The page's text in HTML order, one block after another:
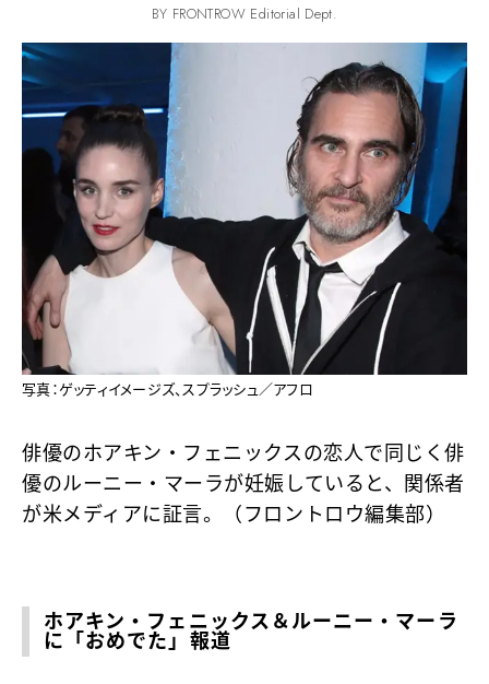
BY FRONTROW Editorial Dept.
写真：ゲッティイメージズ、スプラッシュ／アフロ
俳優のホアキン・フェニックスの恋人で同じく俳
優のルーニー・マーラが妊娠していると、関係者
が米メディアに証言。（フロントロウ編集部）
ホアキン・フェニックス＆ルーニー・マーラ
に「おめでた」報道